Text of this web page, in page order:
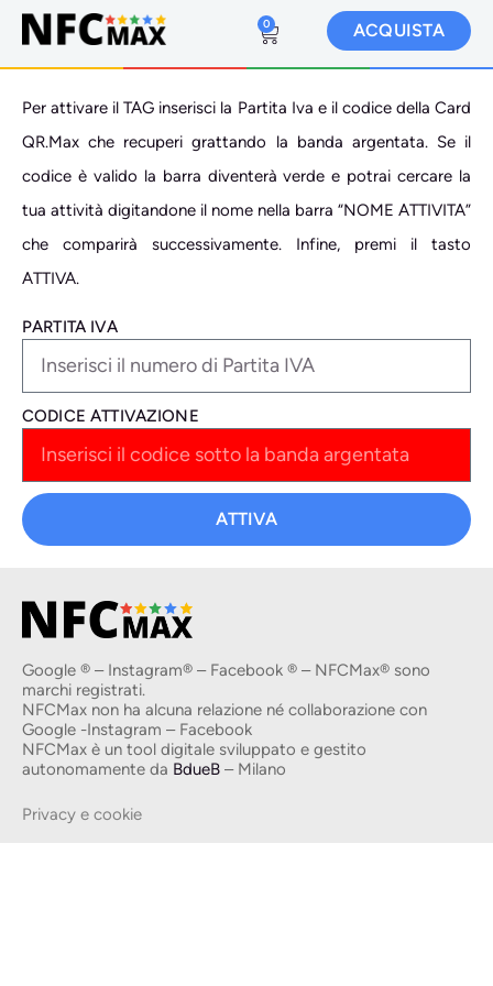
0 ACQUISTA
Per attivare il TAG inserisci la Partita Iva e il codice della Card
QR.Max che recuperi grattando la banda argentata. Se il
codice è valido la barra diventerà verde e potrai cercare la
tua attività digitandone il nome nella barra “NOME ATTIVITA”
che comparirà successivamente. Infine, premi il tasto
ATTIVA.
PARTITA IVA
CODICE ATTIVAZIONE
ATTIVA
Google ® – Instagram® – Facebook ® – NFCMax® sono
marchi registrati.
NFCMax non ha alcuna relazione né collaborazione con
Google -Instagram – Facebook
NFCMax è un tool digitale sviluppato e gestito
autonomamente da BdueB – Milano
Privacy e cookie